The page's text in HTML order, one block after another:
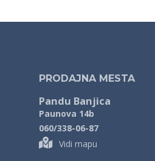
PRODAJNA MESTA
Pandu Banjica
Paunova 14b
060/338-06-87
Vidi mapu